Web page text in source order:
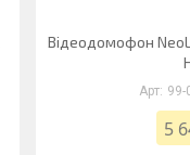
Відеодомофон
99-
5